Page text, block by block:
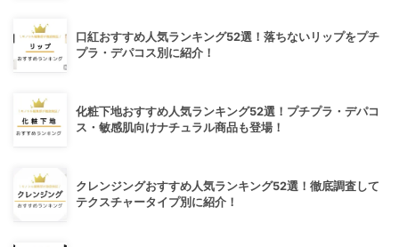
口紅おすすめ人気ランキング52選！落ちないリップをプチ
プラ・デパコス別に紹介！
化粧下地おすすめ人気ランキング52選！プチプラ・デパコ
ス・敏感肌向けナチュラル商品も登場！
クレンジングおすすめ人気ランキング52選！徹底調査して
テクスチャータイプ別に紹介！